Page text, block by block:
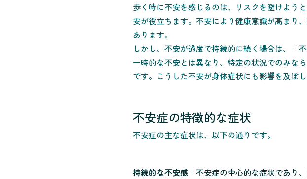
歩く時に不安を感じるのは、リスクを避けよう
安が役立ちます。不安により健康意識が高まり
あります。
しかし、不安が過度で持続的に続く場合は、「
一時的な不安とは異なり、特定の状況でのみな
です。こうした不安が身体症状にも影響を及ぼ
不安症の特徴的な症状
不安症の主な症状は、以下の通りです。
持続的な不安感：不安症の中心的な症状であり